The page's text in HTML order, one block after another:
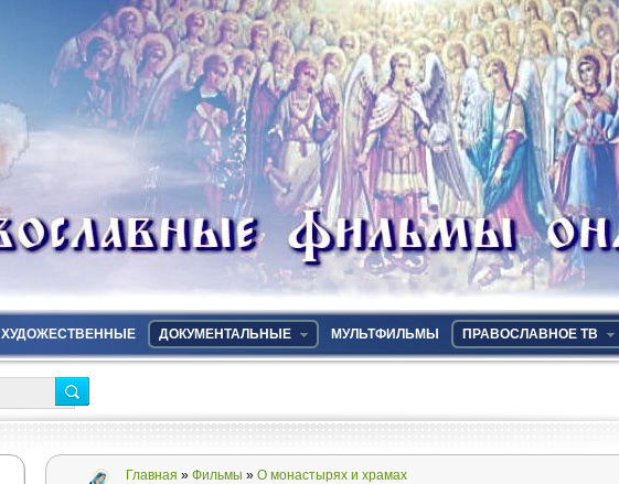
ХУДОЖЕСТВЕННЫЕ ДОКУМЕНТАЛЬНЫЕ МУЛЬТФИЛЬМЫ
ПРАВОСЛАВНОЕ ТВ
Главная » Фильмы » О монастырях и храмах